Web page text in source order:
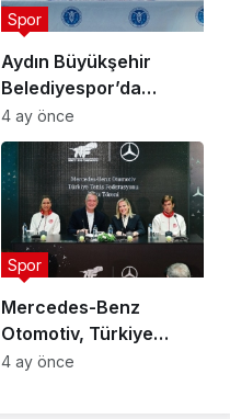
Aydın Büyükşehir
Belediyespor’da
Ataman Güneyligil
Dönemi
Spor
4 ay önce
Mercedes-Benz
Otomotiv, Türkiye
Tenis Federasyonu’nun
Spor
4 ay önce